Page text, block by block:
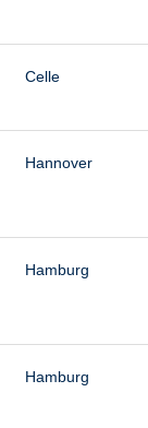
Celle
Hannover
Hamburg
Hamburg